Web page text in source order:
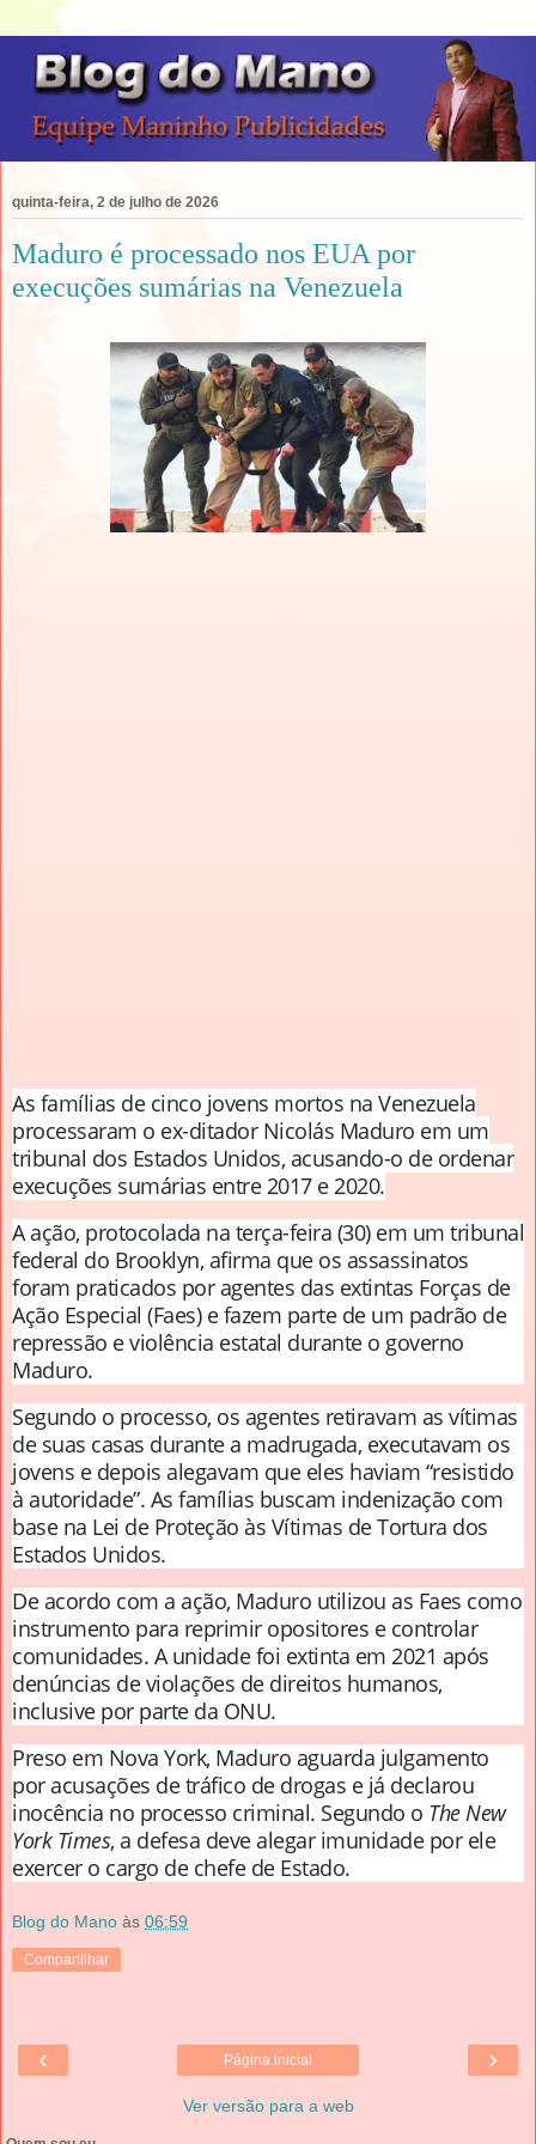
quinta-feira, 2 de julho de 2026
Maduro é processado nos EUA por
execuções sumárias na Venezuela
As famílias de cinco jovens mortos na Venezuela
processaram o ex-ditador Nicolás Maduro em um
tribunal dos Estados Unidos, acusando-o de ordenar
execuções sumárias entre 2017 e 2020.
A ação, protocolada na terça-feira (30) em um tribunal
federal do Brooklyn, afirma que os assassinatos
foram praticados por agentes das extintas Forças de
Ação Especial (Faes) e fazem parte de um padrão de
repressão e violência estatal durante o governo
Maduro.
Segundo o processo, os agentes retiravam as vítimas
de suas casas durante a madrugada, executavam os
jovens e depois alegavam que eles haviam “resistido
à autoridade”. As famílias buscam indenização com
base na Lei de Proteção às Vítimas de Tortura dos
Estados Unidos.
De acordo com a ação, Maduro utilizou as Faes como
instrumento para reprimir opositores e controlar
comunidades. A unidade foi extinta em 2021 após
denúncias de violações de direitos humanos,
inclusive por parte da ONU.
Preso em Nova York, Maduro aguarda julgamento
por acusações de tráfico de drogas e já declarou
inocência no processo criminal. Segundo o The New
York Times, a defesa deve alegar imunidade por ele
exercer o cargo de chefe de Estado.
Blog do Mano às 06:59
Compartilhar
‹ ›
Página inicial
Ver versão para a web